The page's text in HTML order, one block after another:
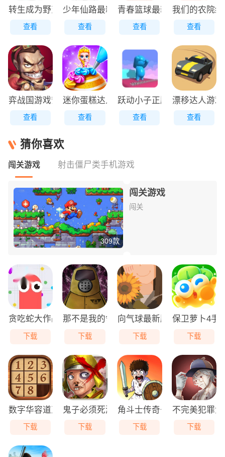
转生成为野蛮人正版
查看
少年仙路最新版
查看
青春篮球最新版
查看
我们的农院
查看
弈战国游戏安装包
查看
迷你蛋糕达人原版
查看
跃动小子正版
查看
漂移达人游
查看
猜你喜欢
闯关游戏 射击僵尸类手机游戏
闯关游戏
闯关
309款
贪吃蛇大作战免费版
下载
那不是我的邻居游戏无广告版
下载
向气球最新版
下载
保卫萝卜4手
下载
数字华容道直装版
下载
鬼子必须死游戏最新版
下载
角斗士传奇去广告版
下载
不完美犯罪
下载